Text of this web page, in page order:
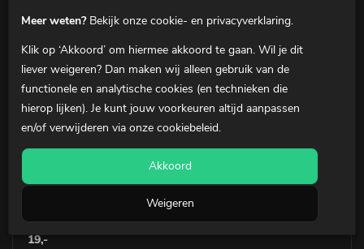
Meer weten? Bekijk onze cookie- en privacyverklaring.
Klik op ‘Akkoord’ om hiermee akkoord te gaan. Wil je dit
liever weigeren? Dan maken wij alleen gebruik van de
functionele en analytische cookies (en technieken die
hierop lijken). Je kunt jouw voorkeuren altijd aanpassen
en/of verwijderen via onze cookiebeleid.
Akkoord
Weigeren
Over ons
Klantenservice
Winkelmandje
RAIDER Pro Gaming Mouse
19,-